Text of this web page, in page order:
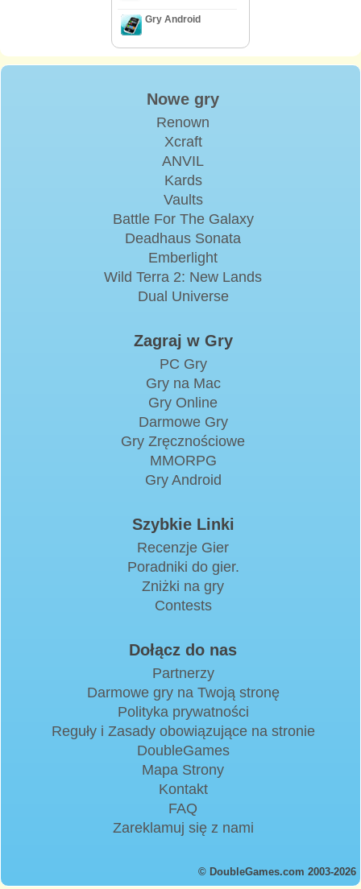
Gry Android
Nowe gry
Renown
Xcraft
ANVIL
Kards
Vaults
Battle For The Galaxy
Deadhaus Sonata
Emberlight
Wild Terra 2: New Lands
Dual Universe
Zagraj w Gry
PC Gry
Gry na Mac
Gry Online
Darmowe Gry
Gry Zręcznościowe
MMORPG
Gry Android
Szybkie Linki
Recenzje Gier
Poradniki do gier.
Zniżki na gry
Contests
Dołącz do nas
Partnerzy
Darmowe gry na Twoją stronę
Polityka prywatności
Reguły i Zasady obowiązujące na stronie
DoubleGames
Mapa Strony
Kontakt
FAQ
Zareklamuj się z nami
© DoubleGames.com 2003-2026